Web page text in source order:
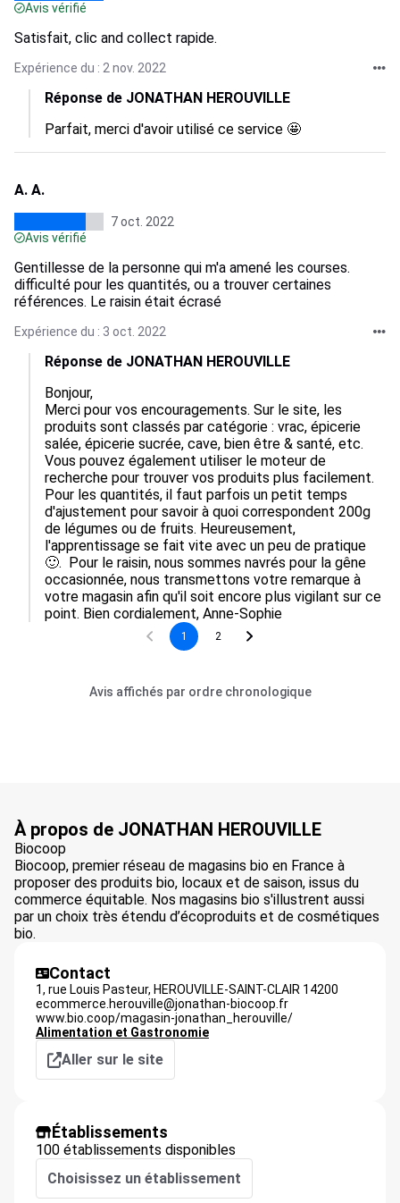
Avis vérifié
Satisfait, clic and collect rapide.
Expérience du : 2 nov. 2022
Réponse de JONATHAN HEROUVILLE
Parfait, merci d'avoir utilisé ce service 🤩
A. A.
7 oct. 2022
Avis vérifié
Gentillesse de la personne qui m'a amené les courses.
difficulté pour les quantités, ou a trouver certaines
références. Le raisin était écrasé
Expérience du : 3 oct. 2022
Réponse de JONATHAN HEROUVILLE
Bonjour,
Merci pour vos encouragements. Sur le site, les
produits sont classés par catégorie : vrac, épicerie
salée, épicerie sucrée, cave, bien être & santé, etc.
Vous pouvez également utiliser le moteur de
recherche pour trouver vos produits plus facilement.
Pour les quantités, il faut parfois un petit temps
d'ajustement pour savoir à quoi correspondent 200g
de légumes ou de fruits. Heureusement,
l'apprentissage se fait vite avec un peu de pratique
🙂.  Pour le raisin, nous sommes navrés pour la gêne
occasionnée, nous transmettons votre remarque à
votre magasin afin qu'il soit encore plus vigilant sur ce
point. Bien cordialement, Anne-Sophie
1 2
Avis affichés par ordre chronologique
À propos de JONATHAN HEROUVILLE
Biocoop
Biocoop, premier réseau de magasins bio en France à
proposer des produits bio, locaux et de saison, issus du
commerce équitable. Nos magasins bio s'illustrent aussi
par un choix très étendu d’écoproduits et de cosmétiques
bio.
Contact
1, rue Louis Pasteur, HEROUVILLE-SAINT-CLAIR 14200
ecommerce.herouville@jonathan-biocoop.fr
www.bio.coop/magasin-jonathan_herouville/
Alimentation et Gastronomie
Aller sur le site
Établissements
100 établissements disponibles
Choisissez un établissement